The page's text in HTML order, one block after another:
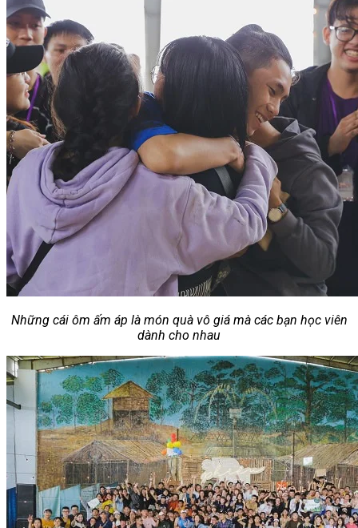
Những cái ôm ấm áp là món quà vô giá mà các bạn học viên
dành cho nhau